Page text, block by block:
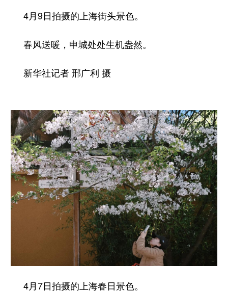
4月9日拍摄的上海街头景色。
春风送暖，申城处处生机盎然。
新华社记者 邢广利 摄
4月7日拍摄的上海春日景色。